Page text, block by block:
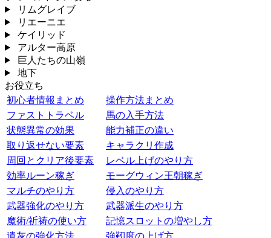
リムグレイブ
リエーニエ
ケイリッド
アルター高原
巨人たちの山嶺
地下
お役立ち
初心者情報まとめ
操作方法まとめ
ファストトラベル
馬の入手方法
状態異常の効果
能力補正の違い
取り返せない要素
キャラクリ作成
周回とクリア後要素
レベル上げのやり方
効率ルーン稼ぎ
モーグウィン王朝稼ぎ
マルチのやり方
侵入のやり方
武器強化のやり方
武器派生のやり方
魔術/祈祷の使い方
記憶スロットの増やし方
遺灰の強化方法
強靭度の上げ方